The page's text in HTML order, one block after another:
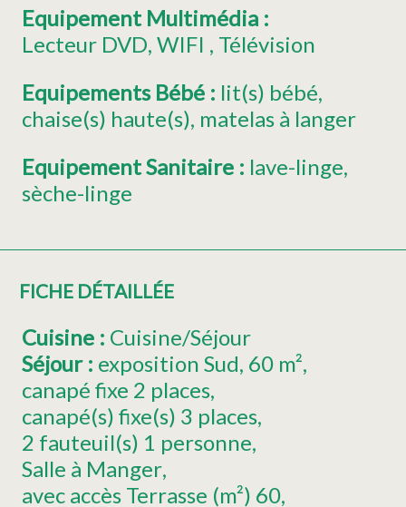
Equipement Multimédia :
Lecteur DVD WIFI
Télévision
Equipements Bébé : lit(s) bébé
chaise(s) haute(s) matelas à langer
Equipement Sanitaire : lave-linge
sèche-linge
FICHE DÉTAILLÉE
Cuisine : Cuisine/Séjour
Séjour : exposition Sud 60 m²
canapé fixe 2 places
canapé(s) fixe(s) 3 places
2 fauteuil(s) 1 personne
Salle à Manger
avec accès Terrasse (m²) 60